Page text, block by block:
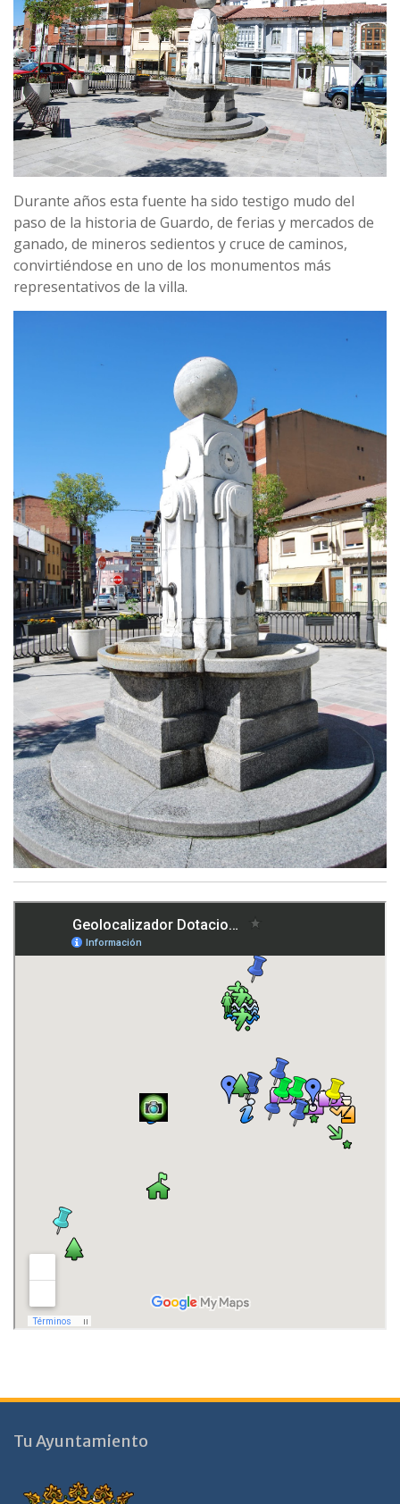
Durante años esta fuente ha sido testigo mudo del
paso de la historia de Guardo, de ferias y mercados de
ganado, de mineros sedientos y cruce de caminos,
convirtiéndose en uno de los monumentos más
representativos de la villa.
Tu Ayuntamiento